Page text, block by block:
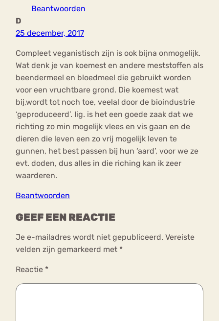
Beantwoorden
D
25 december, 2017
Compleet veganistisch zijn is ook bijna onmogelijk.
Wat denk je van koemest en andere meststoffen als
beendermeel en bloedmeel die gebruikt worden
voor een vruchtbare grond. Die koemest wat
bij,wordt tot noch toe, veelal door de bioindustrie
‘geproduceerd’. Iig. is het een goede zaak dat we
richting zo min mogelijk vlees en vis gaan en de
dieren die leven een zo vrij mogelijk leven te
gunnen, het best passen bij hun ‘aard’, voor we ze
evt. doden, dus alles in die riching kan ik zeer
waarderen.
Beantwoorden
GEEF EEN REACTIE
Je e-mailadres wordt niet gepubliceerd. Vereiste
velden zijn gemarkeerd met *
Reactie *